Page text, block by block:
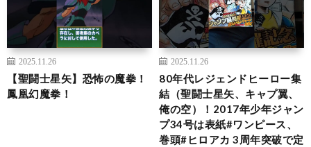
2025.11.26
【聖闘士星矢】恐怖の魔拳！
鳳凰幻魔拳！
2025.11.26
80年代レジェンドヒーロー集
結（聖闘士星矢、キャプ翼、
俺の空）！2017年少年ジャン
プ34号は表紙#ワンピース、
巻頭#ヒロアカ 3周年突破で定